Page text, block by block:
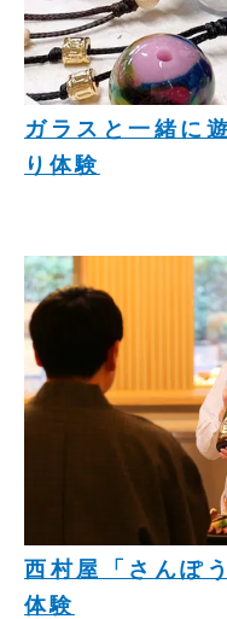
ガラスと一緒に
り体験
西村屋「さんぽ
体験